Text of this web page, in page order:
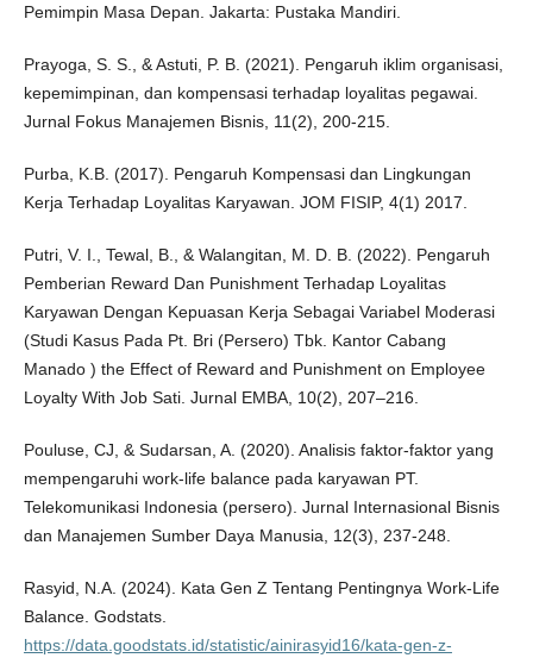
Pemimpin Masa Depan. Jakarta: Pustaka Mandiri.
Prayoga, S. S., & Astuti, P. B. (2021). Pengaruh iklim organisasi,
kepemimpinan, dan kompensasi terhadap loyalitas pegawai.
Jurnal Fokus Manajemen Bisnis, 11(2), 200-215.
Purba, K.B. (2017). Pengaruh Kompensasi dan Lingkungan
Kerja Terhadap Loyalitas Karyawan. JOM FISIP, 4(1) 2017.
Putri, V. I., Tewal, B., & Walangitan, M. D. B. (2022). Pengaruh
Pemberian Reward Dan Punishment Terhadap Loyalitas
Karyawan Dengan Kepuasan Kerja Sebagai Variabel Moderasi
(Studi Kasus Pada Pt. Bri (Persero) Tbk. Kantor Cabang
Manado ) the Effect of Reward and Punishment on Employee
Loyalty With Job Sati. Jurnal EMBA, 10(2), 207–216.
Pouluse, CJ, & Sudarsan, A. (2020). Analisis faktor-faktor yang
mempengaruhi work-life balance pada karyawan PT.
Telekomunikasi Indonesia (persero). Jurnal Internasional Bisnis
dan Manajemen Sumber Daya Manusia, 12(3), 237-248.
Rasyid, N.A. (2024). Kata Gen Z Tentang Pentingnya Work-Life
Balance. Godstats.
https://data.goodstats.id/statistic/ainirasyid16/kata-gen-z-